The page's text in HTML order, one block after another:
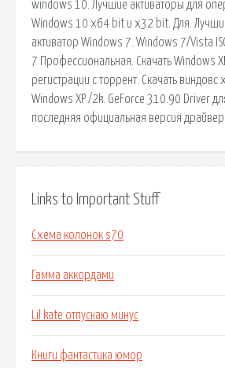
windows 10. Лучшие активаторы для
Windows 10 x64 bit и x32 bit. Для.
активатор Windows 7. Windows 7/Vista
7 Профессиональная. Скачать Windows
регистрации с торрент. Скачать виндовс
Windows XP /2k. GeForce 310.90 Driver
последняя официальная версия
Links to Important Stuff
Схема колонок s70
Гамма аккордами
Lil kate отпускаю минус
Книги фантастика юмор